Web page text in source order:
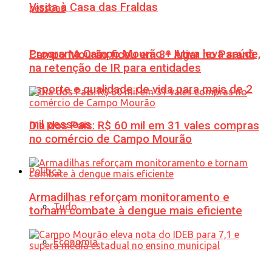
Programa Campo Mourão + Ativa leva saúde,
esporte e qualidade de vida para mais de 2
mil pessoas
Política
Tudo
Economia
Visita à Casa das Fraldas
Campo Mourão ficou em 3º lugar no Paraná
na retenção de IR para entidades
Dia dos Pais: R$ 60 mil em 31 vales compras
no comércio de Campo Mourão
Armadilhas reforçam monitoramento e
tornam combate à dengue mais eficiente